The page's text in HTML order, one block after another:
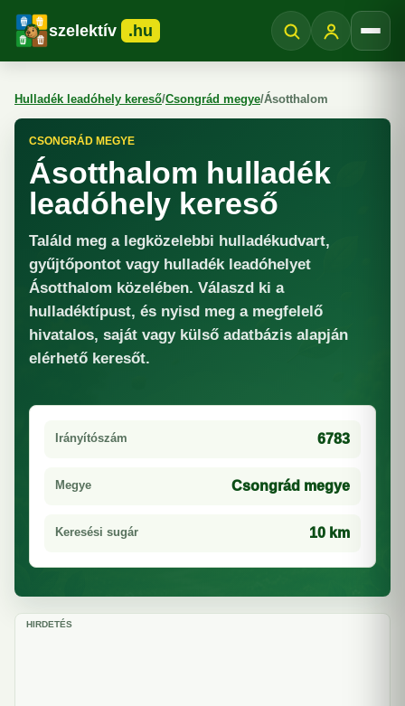
szelektív .hu
Hulladék leadóhely kereső/Csongrád megye/Ásotthalom
CSONGRÁD MEGYE
Ásotthalom hulladék
leadóhely kereső
Találd meg a legközelebbi hulladékudvart,
gyűjtőpontot vagy hulladék leadóhelyet
Ásotthalom közelében. Válaszd ki a
hulladéktípust, és nyisd meg a megfelelő
hivatalos, saját vagy külső adatbázis alapján
elérhető keresőt.
Irányítószám 6783
Megye Csongrád megye
Keresési sugár 10 km
HIRDETÉS